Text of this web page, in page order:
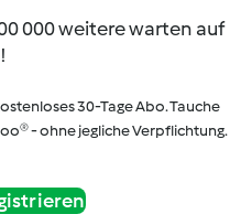
000 weitere warten auf
30-Tage Abo. Tauche
- ohne jegliche Verpflichtung.